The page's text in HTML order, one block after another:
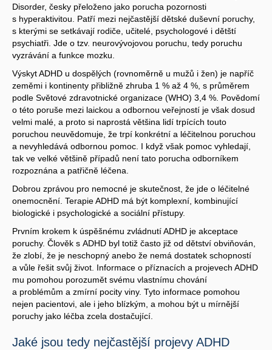
Disorder, česky přeloženo jako porucha pozornosti
s hyperaktivitou. Patří mezi nejčastější dětské duševní poruchy,
s kterými se setkávají rodiče, učitelé, psychologové i dětští
psychiatři. Jde o tzv. neurovývojovou poruchu, tedy poruchu
vyzrávání a funkce mozku.
Výskyt ADHD u dospělých (rovnoměrně u mužů i žen) je napříč
zeměmi i kontinenty přibližně zhruba 1 % až 4 %, s průměrem
podle Světové zdravotnické organizace (WHO) 3,4 %. Povědomí
o této poruše mezi laickou a odbornou veřejností je však dosud
velmi malé, a proto si naprostá většina lidí trpících touto
poruchou neuvědomuje, že trpí konkrétní a léčitelnou poruchou
a nevyhledává odbornou pomoc. I když však pomoc vyhledají,
tak ve velké většině případů není tato porucha odborníkem
rozpoznána a patřičně léčena.
Dobrou zprávou pro nemocné je skutečnost, že jde o léčitelné
onemocnění. Terapie ADHD má být komplexní, kombinující
biologické i psychologické a sociální přístupy.
Prvním krokem k úspěšnému zvládnutí ADHD je akceptace
poruchy. Člověk s ADHD byl totiž často již od dětství obviňován,
že zlobí, že je neschopný anebo že nemá dostatek schopností
a vůle řešit svůj život. Informace o příznacích a projevech ADHD
mu pomohou porozumět svému vlastnímu chování
a problémům a zmírní pocity viny. Tyto informace pomohou
nejen pacientovi, ale i jeho blízkým, a mohou být u mírnější
poruchy jako léčba zcela dostačující.
Jaké jsou tedy nejčastější projevy ADHD